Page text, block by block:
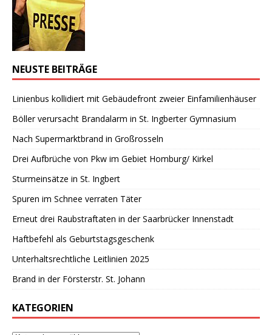
NEUSTE BEITRÄGE
Linienbus kollidiert mit Gebäudefront zweier Einfamilienhäuser
Böller verursacht Brandalarm in St. Ingberter Gymnasium
Nach Supermarktbrand in Großrosseln
Drei Aufbrüche von Pkw im Gebiet Homburg/ Kirkel
Sturmeinsätze in St. Ingbert
Spuren im Schnee verraten Täter
Erneut drei Raubstraftaten in der Saarbrücker Innenstadt
Haftbefehl als Geburtstagsgeschenk
Unterhaltsrechtliche Leitlinien 2025
Brand in der Försterstr. St. Johann
KATEGORIEN